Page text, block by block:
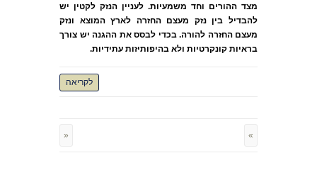
מצד ההורים וחד משמעיות. לעניין הנזק לקטין יש
להבדיל בין נזק מעצם החזרה לארץ המוצא ונזק
מעצם החזרה להורה. בכדי לבסס את ההגנה יש צורך
בראיות קונקרטיות ולא בהיפותיזות עתידיות.
לקריאה
« »